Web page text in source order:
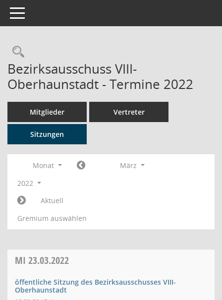
Toggle navigation
Rechercheauswahl
Bezirksausschuss VIII-
Oberhaunstadt - Termine 2022
Mitglieder Vertreter
Sitzungen
Monat
März
2022
Aktuell
Gremium auswählen
MI 23.03.2022
öffentliche Sitzung des Bezirksausschusses VIII-
Oberhaunstadt